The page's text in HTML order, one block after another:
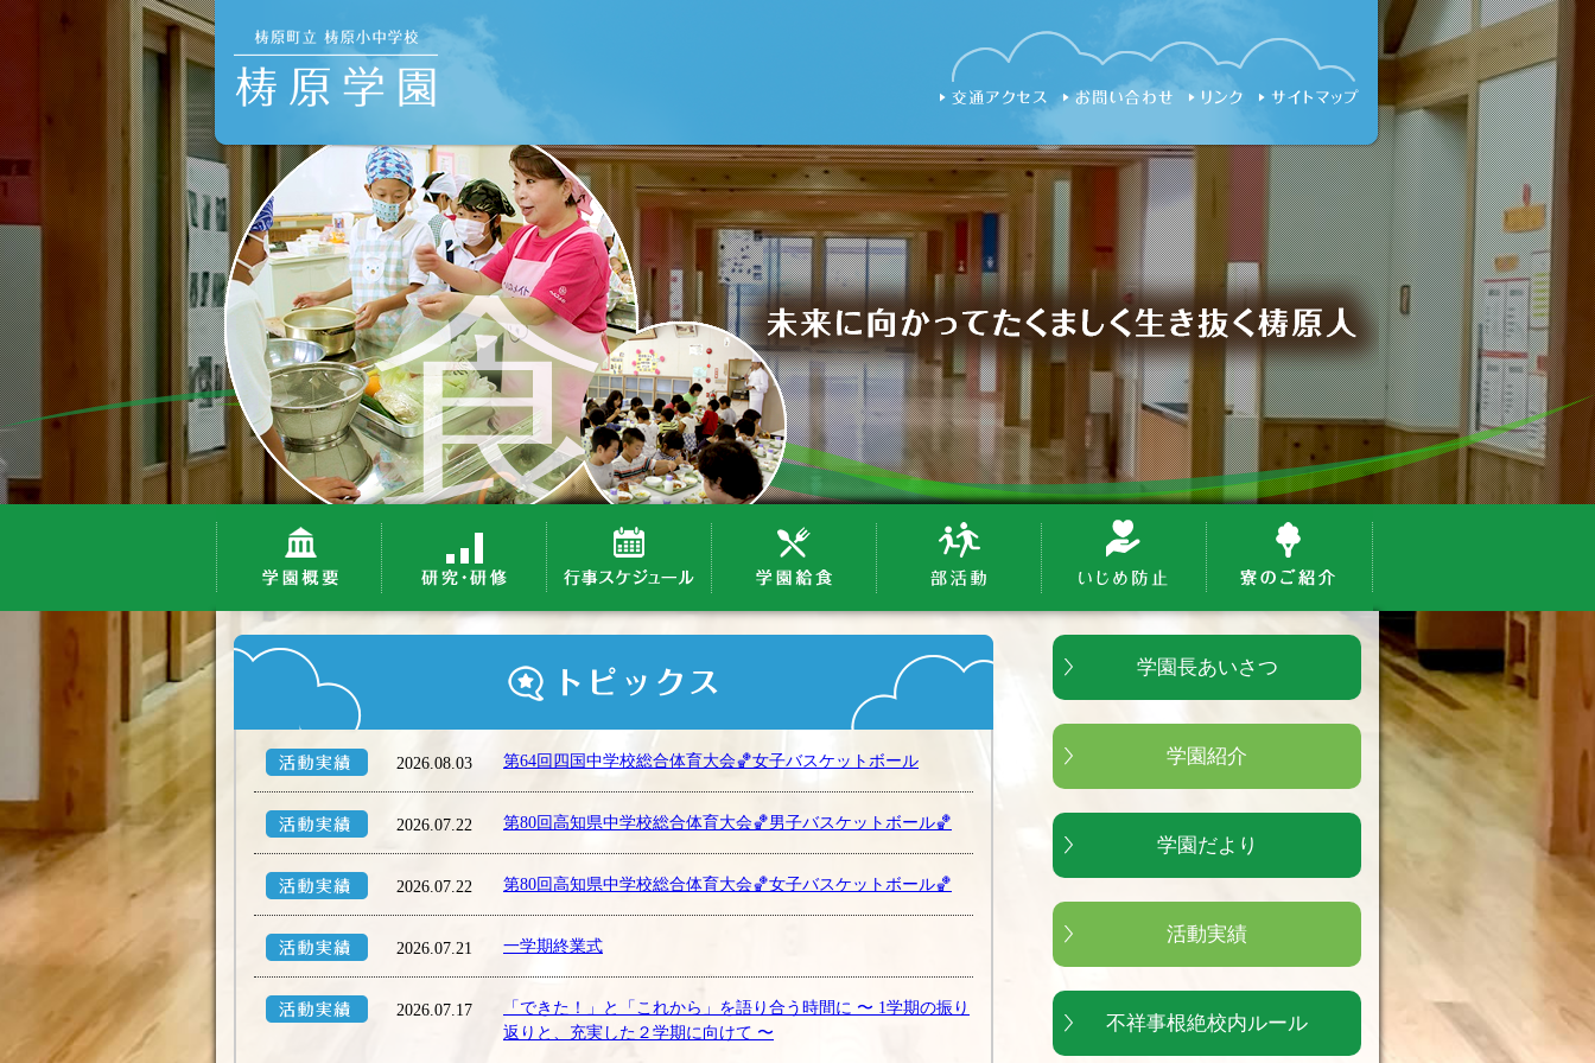
2026.08.03 第64回四国中学校総合体育大会🏀女子バスケットボール
2026.07.22 第80回高知県中学校総合体育大会🏀男子バスケットボール🏀
2026.07.22 第80回高知県中学校総合体育大会🏀女子バスケットボール🏀
2026.07.21 一学期終業式
2026.07.17
「できた！」と「これから」を語り合う時間に 〜 1学期の振り
返りと、充実した２学期に向けて 〜
学園長あいさつ
学園紹介
学園だより
活動実績
不祥事根絶校内ルール